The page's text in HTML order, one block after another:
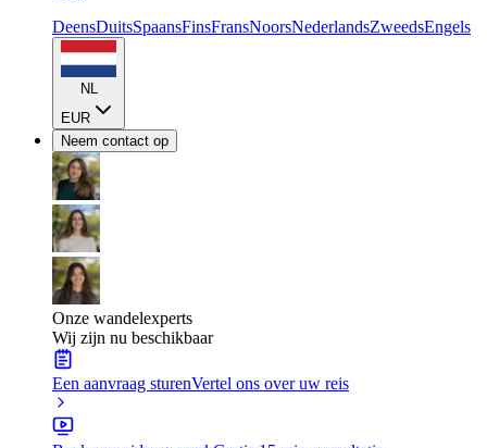
DeensDuitsSpaansFinsFransNoorsNederlandsZweedsEngels
NL
EUR
Neem contact op
Onze wandelexperts
Wij zijn nu beschikbaar
Een aanvraag sturenVertel ons over uw reis